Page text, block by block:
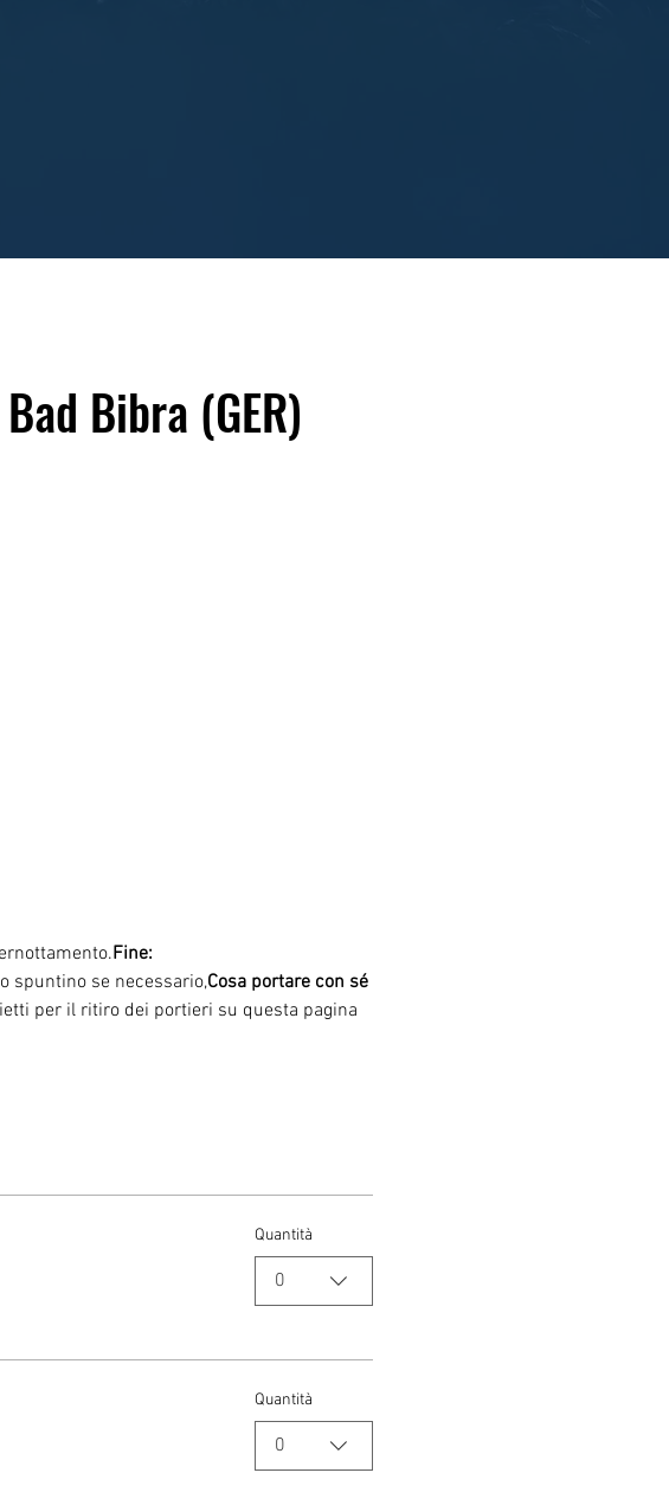
Bibra (GER)
Fine:
spuntino se necessario,Cosa portare con sé
per il ritiro dei portieri su questa pagina
Quantità
0
Quantità
0